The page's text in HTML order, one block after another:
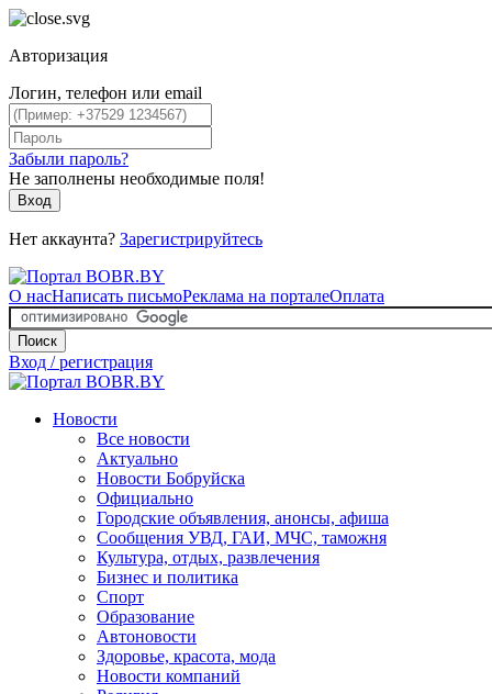
Авторизация
Логин, телефон или email
Забыли пароль?
Не заполнены необходимые поля!
Вход
Нет аккаунта? Зарегистрируйтесь
О насНаписать письмоРеклама на порталеОплата
Поиск
Вход / регистрация
Новости
Все новости
Актуально
Новости Бобруйска
Официально
Городские объявления, анонсы, афиша
Сообщения УВД, ГАИ, МЧС, таможня
Культура, отдых, развлечения
Бизнес и политика
Спорт
Образование
Автоновости
Здоровье, красота, мода
Новости компаний